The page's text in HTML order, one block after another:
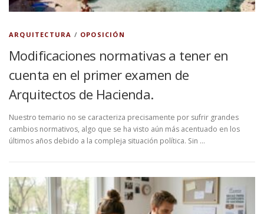
l
a
s
N
o
t
i
i
a
ARQUITECTURA / OPOSICIÓN
Modificaciones normativas a tener en
cuenta en el primer examen de
Arquitectos de Hacienda.
Nuestro temario no se caracteriza precisamente por sufrir grandes
cambios normativos, algo que se ha visto aún más acentuado en los
últimos años debido a la compleja situación política. Sin …